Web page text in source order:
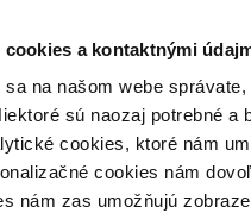
a kontaktnými
na našom webe
sú naozaj potrebné
cookies, ktoré nám
cookies nám
nám zas umožňujú